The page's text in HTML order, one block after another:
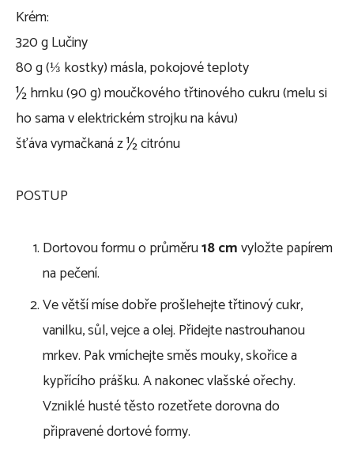
Krém:
320 g Lučiny
80 g (⅓ kostky) másla, pokojové teploty
½ hrnku (90 g) moučkového třtinového cukru (melu si
ho sama v elektrickém strojku na kávu)
šťáva vymačkaná z ½ citrónu
POSTUP
Dortovou formu o průměru18 cmvyložte papírem
na pečení.
Ve větší míse dobře prošlehejte třtinový cukr,
vanilku, sůl, vejce a olej. Přidejte nastrouhanou
mrkev. Pak vmíchejte směs mouky, skořice a
kypřícího prášku. A nakonec vlašské ořechy.
Vzniklé husté těsto rozetřete dorovna do
připravené dortové formy.